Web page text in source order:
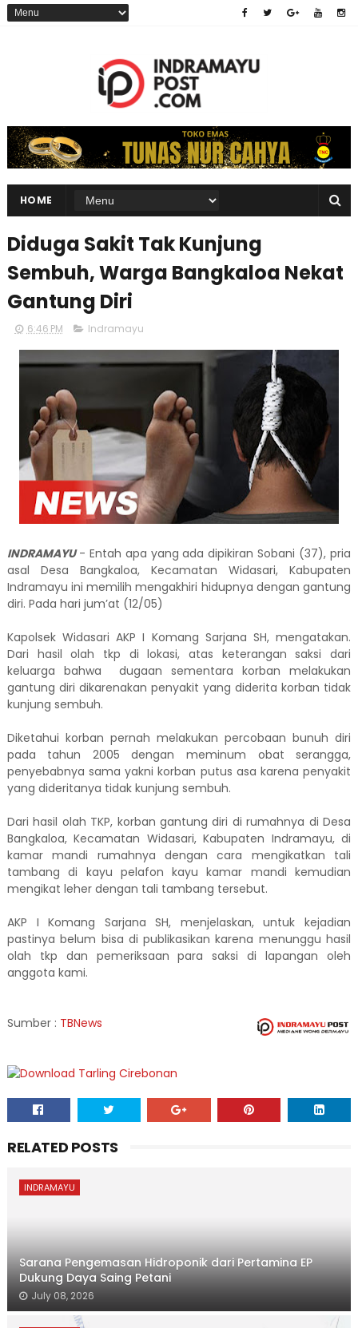
HOME
Diduga Sakit Tak Kunjung
Sembuh, Warga Bangkaloa Nekat
Gantung Diri
6:46 PM Indramayu
INDRAMAYU- Entah apa yang ada dipikiran Sobani (37), pria
asal Desa Bangkaloa, Kecamatan Widasari, Kabupaten
Indramayu ini memilih mengakhiri hidupnya dengan gantung
diri. Pada hari jum’at (12/05)
Kapolsek Widasari AKP I Komang Sarjana SH, mengatakan.
Dari hasil olah tkp di lokasi, atas keterangan saksi dari
keluarga bahwa dugaan sementara korban melakukan
gantung diri dikarenakan penyakit yang diderita korban tidak
kunjung sembuh.
Diketahui korban pernah melakukan percobaan bunuh diri
pada tahun 2005 dengan meminum obat serangga,
penyebabnya sama yakni korban putus asa karena penyakit
yang dideritanya tidak kunjung sembuh.
Dari hasil olah TKP, korban gantung diri di rumahnya di Desa
Bangkaloa, Kecamatan Widasari, Kabupaten Indramayu, di
kamar mandi rumahnya dengan cara mengikatkan tali
tambang di kayu pelafon kayu kamar mandi kemudian
mengikat leher dengan tali tambang tersebut.
AKP I Komang Sarjana SH, menjelaskan, untuk kejadian
pastinya belum bisa di publikasikan karena menunggu hasil
olah tkp dan pemeriksaan para saksi di lapangan oleh
anggota kami.
Sumber : TBNews
RELATED POSTS
INDRAMAYU
Sarana Pengemasan Hidroponik dari Pertamina EP
Dukung Daya Saing Petani
July 08, 2026